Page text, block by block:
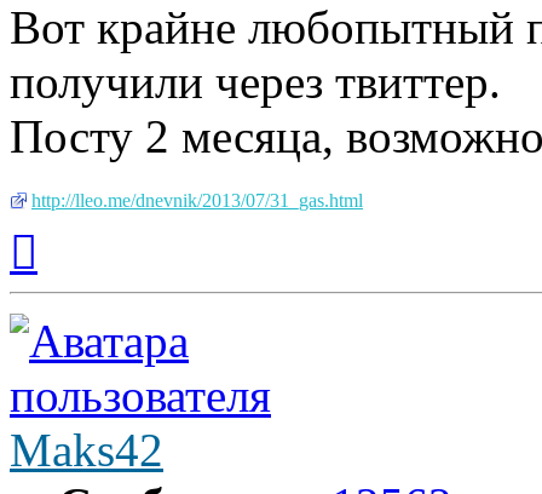
Вот крайне любопытный
получили через твиттер.
Посту 2 месяца,
http://lleo.me/dnevnik/2013/07/31_gas.html
началу
Maks42